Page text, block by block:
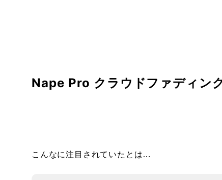
Nape Pro クラウドファディン
こんなに注目されていたとは…